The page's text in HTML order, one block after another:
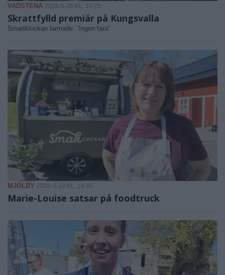
VADSTENA 2026-5-26 KL. 10:25
Skrattfylld premiär på Kungsvalla
Smartklockan larmade: ”Ingen fara”
MJÖLBY 2026-5-19 KL. 14:45
Marie-Louise satsar på foodtruck